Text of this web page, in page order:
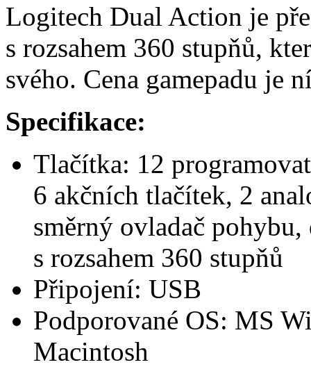
Logitech Dual Action je
s rozsahem 360 stupňů,
svého. Cena gamepadu je
Specifikace:
Tlačítka: 12
6 akčních tlačítek, 2
směrný ovladač
s rozsahem 360 stupňů
Připojení: USB
Podporované OS: MS
Macintosh